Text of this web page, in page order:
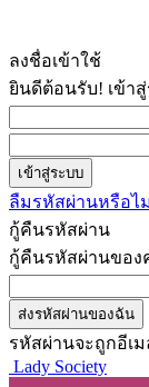
ลงชื่อเข้าใช้
ยินดีต้อนรับ! เข้
ลืมรหัสผ่านหรือไ
กู้คืนรหัสผ่าน
กู้คืนรหัสผ่านขอ
รหัสผ่านจะถูกอีเ
Lady Society